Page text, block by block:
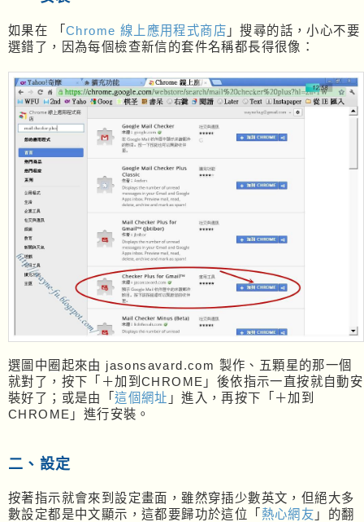
如果在 「 Chrome 線上應用程式商店 」搜尋的話，小心不要
選錯了，因為每個檢查新信的套件名稱都長得很像：
選圖中圈起來由 jasonsavard.com 製作、五顆星的那一個
就對了，按下「＋加到CHROME」後依指示一直按就自動安
裝好了；或是由「這個網址 」進入，再按下「＋加到
CHROME」進行安裝。
二、設定
按著指示就會來到設定畫面，雖然穿插少數英文，但絕大多
數設定都是中文顯示，這都要歸功於這位「 熱心網友 」的翻